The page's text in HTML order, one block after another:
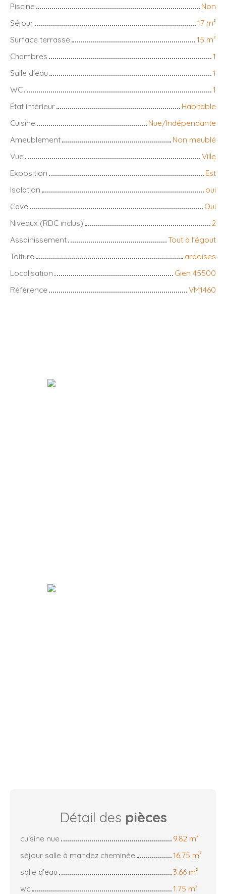
Piscine
Non
Séjour
17 m²
Surface terrasse
15 m²
Chambres
1
Salle d'eau
1
WC
1
État intérieur
Habitable
Cuisine
Nue/Indépendante
Ameublement
Non meublé
Vue
Ville
Exposition
Est
Isolation
oui
Cave
Oui
Niveaux (RDC inclus)
2
Assainissement
Tout à l'égout
Toiture
ardoises
Localisation
Gien 45500
Référence
VM1460
Détail des pièces
cuisine nue
9.82 m²
séjour salle à mandez cheminée
16.75 m²
salle d'eau
3.66 m²
wc
1.75 m²